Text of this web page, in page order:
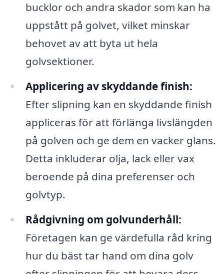
bucklor och andra skador som kan ha
uppstått på golvet, vilket minskar
behovet av att byta ut hela
golvsektioner.
Applicering av skyddande finish:
Efter slipning kan en skyddande finish
appliceras för att förlänga livslängden
på golven och ge dem en vacker glans.
Detta inkluderar olja, lack eller vax
beroende på dina preferenser och
golvtyp.
Rådgivning om golvunderhåll:
Företagen kan ge värdefulla råd kring
hur du bäst tar hand om dina golv